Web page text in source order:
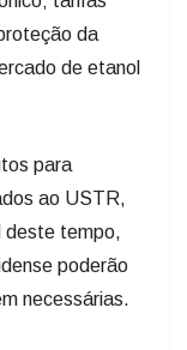
da
de etanol
para
ao USTR,
deste tempo,
poderão
necessárias.